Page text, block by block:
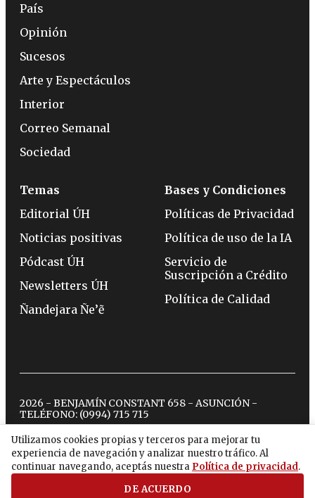
Utilizamos cookies propias y terceros para mejorar tu
experiencia de navegación y analizar nuestro tráfico. Al
continuar navegando, aceptás nuestra Política de privacidad.
DE ACUERDO
País
Opinión
Sucesos
Arte y Espectáculos
Interior
Correo Semanal
Sociedad
Temas
Editorial ÚH
Noticias positivas
Pódcast ÚH
Newsletters ÚH
Ñandejara Ñe’ẽ
Bases y Condiciones
Políticas de Privacidad
Política de uso de la IA
Servicio de
Suscripción a Crédito
Política de Calidad
2026 - BENJAMÍN CONSTANT 658 - ASUNCIÓN -
TELÉFONO: (0994) 715 715
twitterinstagram
facebook
tiktokyoutubespotify